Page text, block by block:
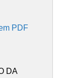
PDF
DA